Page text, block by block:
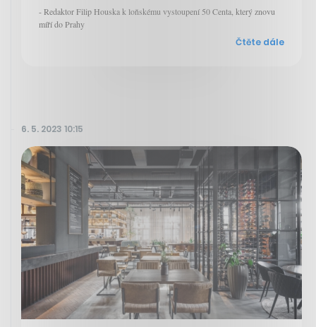
- Redaktor Filip Houska k loňskému vystoupení 50 Centa, který znovu
míří do Prahy
Čtěte dále
6. 5. 2023 10:15